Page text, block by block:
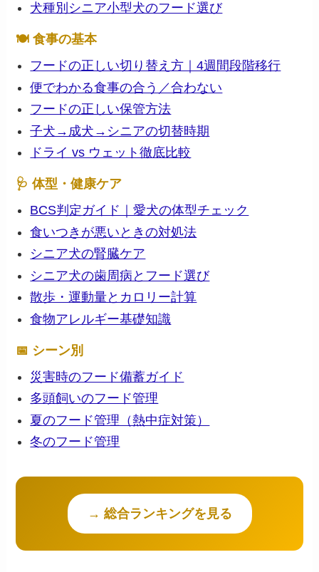
犬種別シニア小型犬のフード選び
🍽 食事の基本
フードの正しい切り替え方｜4週間段階移行
便でわかる食事の合う／合わない
フードの正しい保管方法
子犬→成犬→シニアの切替時期
ドライ vs ウェット徹底比較
🩺 体型・健康ケア
BCS判定ガイド｜愛犬の体型チェック
食いつきが悪いときの対処法
シニア犬の腎臓ケア
シニア犬の歯周病とフード選び
散歩・運動量とカロリー計算
食物アレルギー基礎知識
📅 シーン別
災害時のフード備蓄ガイド
多頭飼いのフード管理
夏のフード管理（熱中症対策）
冬のフード管理
→ 総合ランキングを見る